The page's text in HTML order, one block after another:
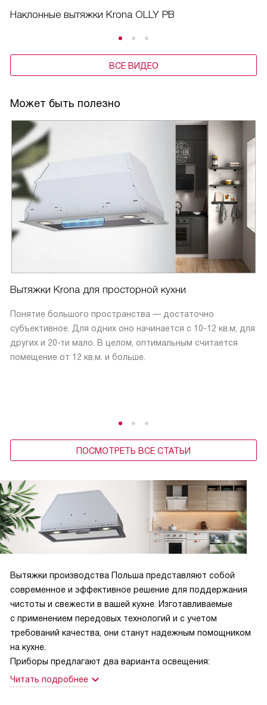
Наклонные вытяжки Krona OLLY PB
ВСЕ ВИДЕО
Может быть полезно
Вытяжки Krona для просторной кухни
Понятие большого пространства — достаточно
субъективное. Для одних оно начинается с 10-12 кв.м, для
других и 20-ти мало. В целом, оптимальным считается
помещение от 12 кв.м. и больше.
ПОСМОТРЕТЬ ВСЕ СТАТЬИ
Вытяжки производства Польша представляют собой
современное и эффективное решение для поддержания
чистоты и свежести в вашей кухне. Изготавливаемые
с применением передовых технологий и с учетом
требований качества, они станут надежным помощником
на кухне.
Приборы предлагают два варианта освещения:
Читать подробнее